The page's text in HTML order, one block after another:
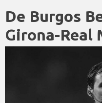
De Burgos
Girona-Real